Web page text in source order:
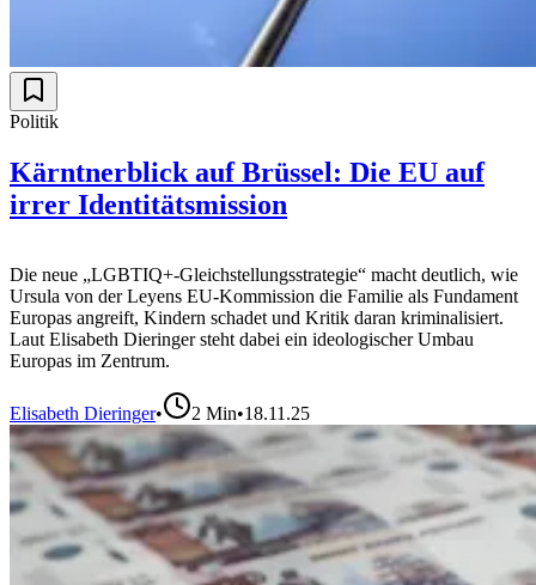
Politik
Kärntnerblick auf Brüssel: Die EU auf
irrer Identitätsmission
Die neue „LGBTIQ+-Gleichstellungsstrategie“ macht deutlich, wie
Ursula von der Leyens EU-Kommission die Familie als Fundament
Europas angreift, Kindern schadet und Kritik daran kriminalisiert.
Laut Elisabeth Dieringer steht dabei ein ideologischer Umbau
Europas im Zentrum.
Elisabeth Dieringer• 2 Min•18.11.25